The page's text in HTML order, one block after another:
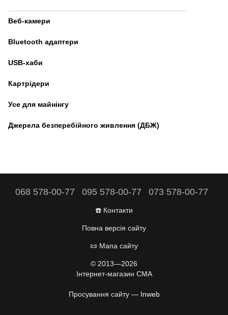
Веб-камери
Bluetooth адаптери
USB-хаби
Картрідери
Усе для майнінгу
Джерела безперебійного живлення (ДБЖ)
068 578-00-77 095 578-00-77 073 578-00-77
☎️ Контакти
Повна версія сайту
📜 Мапа сайту
© 2013—2026
Інтернет-магазин CMA
Просування сайту — Inweb